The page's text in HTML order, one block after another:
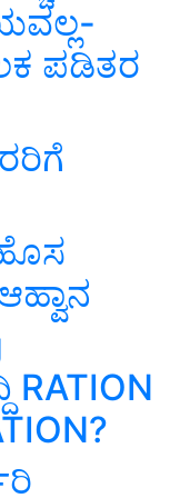
ಪಡಿತರ
RATION